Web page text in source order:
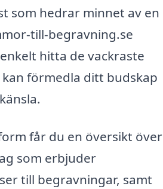
som hedrar minnet av en
till-begravning.se
hitta de vackraste
förmedla ditt budskap
får du en översikt över
som erbjuder
till begravningar, samt